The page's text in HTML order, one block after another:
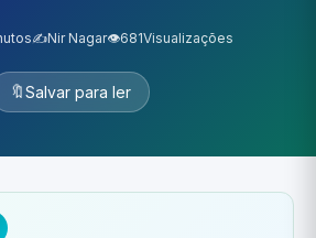
✍️Nir Nagar👁️681Visualizações
🔖Salvar para ler